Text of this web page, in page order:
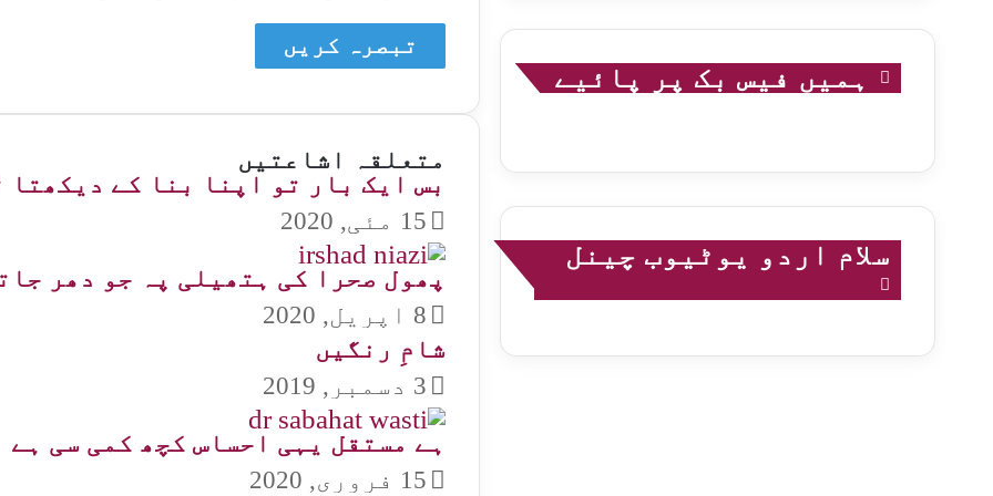
متعلقہ اشاعتیں
بس ایک بار تو اپنا بنا کے دیکھتا
15 مئی, 2020
پھول صحرا کی ہتھیلی پہ جو دھر
8 اپریل, 2020
شامِ رنگیں
3 دسمبر, 2019
ہے مستقل یہی احساس کچھ کمی سی ہے
15 فروری, 2020
ہمیں فیس بک پر پائیے
سلام اردو یوٹیوب چینل